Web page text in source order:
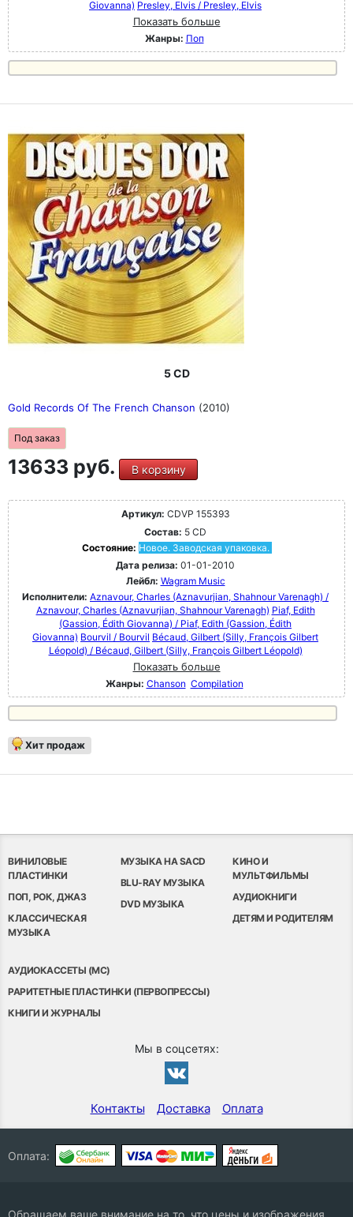
Giovanna) Presley, Elvis / Presley, Elvis
Показать больше
Жанры: Поп
5 CD
Gold Records Of The French Chanson (2010)
Под заказ
13633 руб. В корзину
Артикул: CDVP 155393
Состав: 5 CD
Состояние: Новое. Заводская упаковка.
Дата релиза: 01-01-2010
Лейбл: Wagram Music
Исполнители: Aznavour, Charles (Aznavurjian, Shahnour Varenagh) /
Aznavour, Charles (Aznavurjian, Shahnour Varenagh) Piaf, Edith
(Gassion, Édith Giovanna) / Piaf, Edith (Gassion, Édith
Giovanna) Bourvil / Bourvil Bécaud, Gilbert (Silly, François Gilbert
Léopold) / Bécaud, Gilbert (Silly, François Gilbert Léopold)
Показать больше
Жанры: Chanson Compilation
Хит продаж
ВИНИЛОВЫЕ
ПЛАСТИНКИ
ПОП, РОК, ДЖАЗ
КЛАССИЧЕСКАЯ
МУЗЫКА
МУЗЫКА НА SACD
BLU-RAY МУЗЫКА
DVD МУЗЫКА
КИНО И
МУЛЬТФИЛЬМЫ
АУДИОКНИГИ
ДЕТЯМ И РОДИТЕЛЯМ
АУДИОКАССЕТЫ (MC)
РАРИТЕТНЫЕ ПЛАСТИНКИ (ПЕРВОПРЕССЫ)
КНИГИ И ЖУРНАЛЫ
Мы в соцсетях:
Контакты Доставка Оплата
Оплата:
Обращаем ваше внимание на то, что цены и изображения